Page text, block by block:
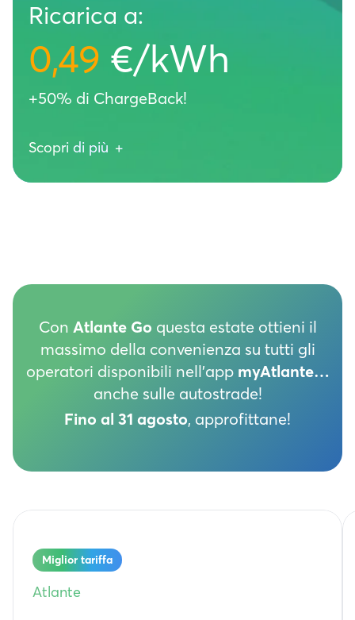
Ricarica a:
0,49 €/kWh
+50% di ChargeBack!
Scopri di più +
Atlante Go ti offre:
ChargeBack 50% nelle stazioni
sulla prossima ricarica
ChargeBack 10% con gli altri
operatori: spendi 1€, recuperi 0,10€
sulla prossima ricarica
Tariffe ridotte anche in Francia e
Con Atlante Go questa estate ottieni il
massimo della convenienza su tutti gli
operatori disponibili nell’appmyAtlante…
anche sulle autostrade!
Fino al 31 agosto, approfittane!
Miglior tariffa
Atlante